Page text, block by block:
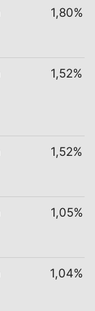
1,80%
1,52%
1,52%
1,05%
1,04%